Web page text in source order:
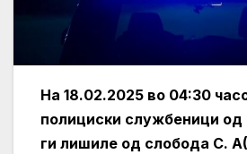
На 18.02.2025 во 04:30
полициски службеници
ги лишиле од слобода С.